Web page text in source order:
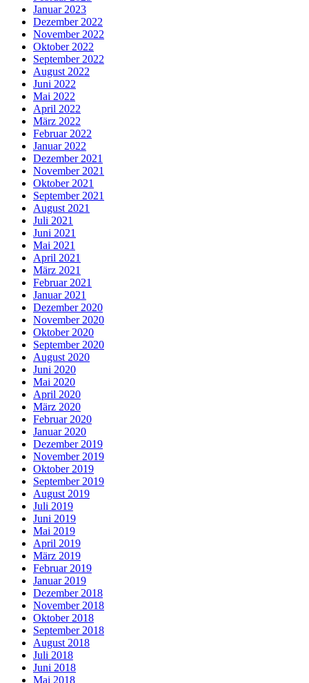
Januar 2023
Dezember 2022
November 2022
Oktober 2022
September 2022
August 2022
Juni 2022
Mai 2022
April 2022
März 2022
Februar 2022
Januar 2022
Dezember 2021
November 2021
Oktober 2021
September 2021
August 2021
Juli 2021
Juni 2021
Mai 2021
April 2021
März 2021
Februar 2021
Januar 2021
Dezember 2020
November 2020
Oktober 2020
September 2020
August 2020
Juni 2020
Mai 2020
April 2020
März 2020
Februar 2020
Januar 2020
Dezember 2019
November 2019
Oktober 2019
September 2019
August 2019
Juli 2019
Juni 2019
Mai 2019
April 2019
März 2019
Februar 2019
Januar 2019
Dezember 2018
November 2018
Oktober 2018
September 2018
August 2018
Juli 2018
Juni 2018
Mai 2018